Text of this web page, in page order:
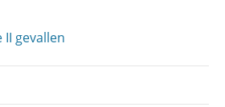
gevallen